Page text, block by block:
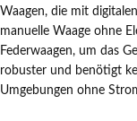
Waagen, die mit
manuelle Waage ohne
Federwaagen, um das
robuster und benötigt
Umgebungen ohne